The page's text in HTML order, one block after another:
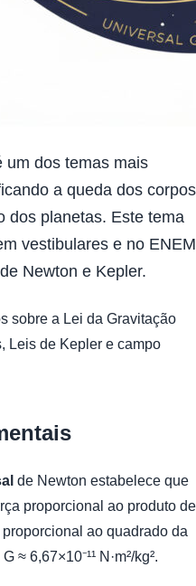
um dos temas mais
a queda dos corpos
dos planetas. Este tema
vestibulares e no
Newton e Kepler.
sobre a Lei da Gravitação
Leis de Kepler e campo
de Newton estabelece que
proporcional ao produto de
ao quadrado da
≈ 6,67×10⁻¹¹ N·m²/kg².